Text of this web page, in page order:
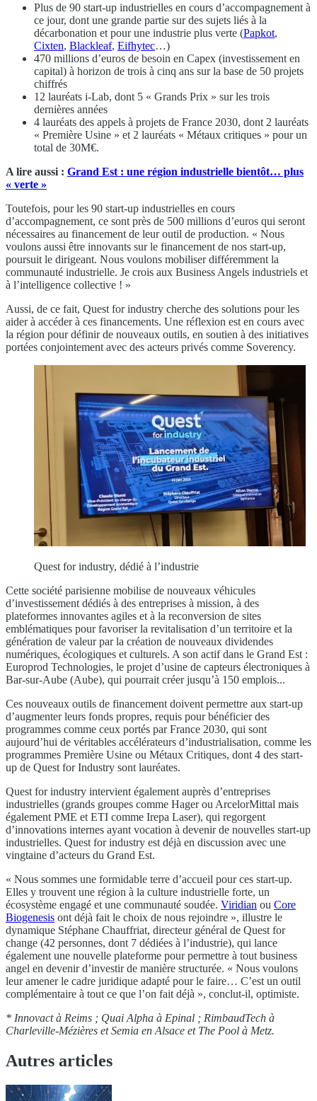
Plus de 90 start-up industrielles en cours d’accompagnement à
ce jour, dont une grande partie sur des sujets liés à la
décarbonation et pour une industrie plus verte (Papkot,
Cixten, Blackleaf, Eifhytec…)
470 millions d’euros de besoin en Capex (investissement en
capital) à horizon de trois à cinq ans sur la base de 50 projets
chiffrés
12 lauréats i-Lab, dont 5 « Grands Prix » sur les trois
dernières années
4 lauréats des appels à projets de France 2030, dont 2 lauréats
« Première Usine » et 2 lauréats « Métaux critiques » pour un
total de 30M€.
A lire aussi : Grand Est : une région industrielle bientôt… plus
« verte »
Toutefois, pour les 90 start-up industrielles en cours
d’accompagnement, ce sont près de 500 millions d’euros qui seront
nécessaires au financement de leur outil de production. « Nous
voulons aussi être innovants sur le financement de nos start-up,
poursuit le dirigeant. Nous voulons mobiliser différemment la
communauté industrielle. Je crois aux Business Angels industriels et
à l’intelligence collective ! »
Aussi, de ce fait, Quest for industry cherche des solutions pour les
aider à accéder à ces financements. Une réflexion est en cours avec
la région pour définir de nouveaux outils, en soutien à des initiatives
portées conjointement avec des acteurs privés comme Soverency.
Quest for industry, dédié à l’industrie
Cette société parisienne mobilise de nouveaux véhicules
d’investissement dédiés à des entreprises à mission, à des
plateformes innovantes agiles et à la reconversion de sites
emblématiques pour favoriser la revitalisation d’un territoire et la
génération de valeur par la création de nouveaux dividendes
numériques, écologiques et culturels. A son actif dans le Grand Est :
Europrod Technologies, le projet d’usine de capteurs électroniques à
Bar-sur-Aube (Aube), qui pourrait créer jusqu’à 150 emplois...
Ces nouveaux outils de financement doivent permettre aux start-up
d’augmenter leurs fonds propres, requis pour bénéficier des
programmes comme ceux portés par France 2030, qui sont
aujourd’hui de véritables accélérateurs d’industrialisation, comme les
programmes Première Usine ou Métaux Critiques, dont 4 des start-
up de Quest for Industry sont lauréates.
Quest for industry intervient également auprès d’entreprises
industrielles (grands groupes comme Hager ou ArcelorMittal mais
également PME et ETI comme Irepa Laser), qui regorgent
d’innovations internes ayant vocation à devenir de nouvelles start-up
industrielles. Quest for industry est déjà en discussion avec une
vingtaine d’acteurs du Grand Est.
« Nous sommes une formidable terre d’accueil pour ces start-up.
Elles y trouvent une région à la culture industrielle forte, un
écosystème engagé et une communauté soudée. Viridian ou Core
Biogenesis ont déjà fait le choix de nous rejoindre », illustre le
dynamique Stéphane Chauffriat, directeur général de Quest for
change (42 personnes, dont 7 dédiées à l’industrie), qui lance
également une nouvelle plateforme pour permettre à tout business
angel en devenir d’investir de manière structurée. « Nous voulons
leur amener le cadre juridique adapté pour le faire… C’est un outil
complémentaire à tout ce que l’on fait déjà », conclut-il, optimiste.
* Innovact à Reims ; Quai Alpha à Epinal ; RimbaudTech à
Charleville-Mézières et Semia en Alsace et The Pool à Metz.
Autres articles